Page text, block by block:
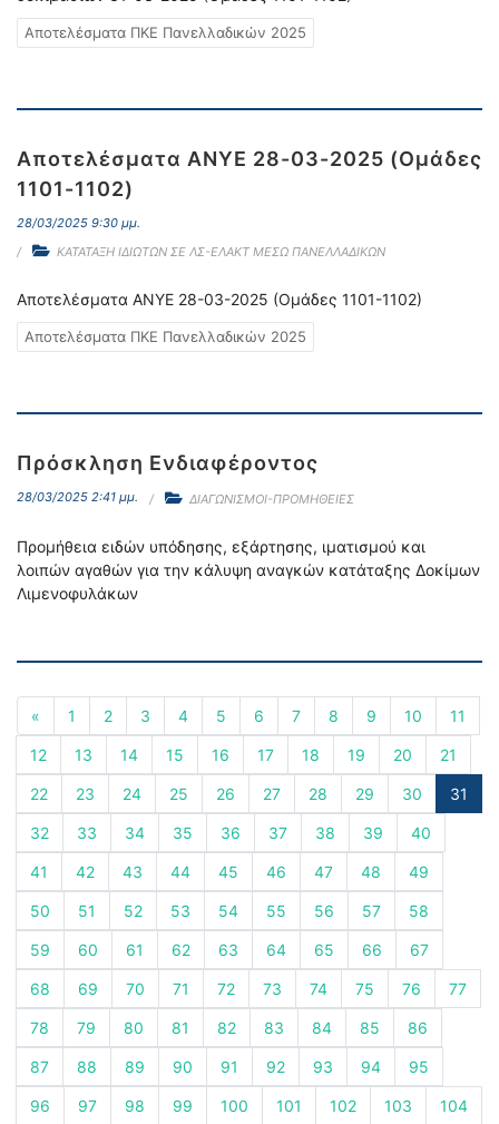
Αποτελέσματα ΠΚΕ Πανελλαδικών 2025
Αποτελέσματα ΑΝΥΕ 28-03-2025 (Ομάδες
1101-1102)
28/03/2025 9:30 μμ.
ΚΑΤΑΤΑΞΗ ΙΔΙΩΤΩΝ ΣΕ ΛΣ-ΕΛΑΚΤ ΜΕΣΩ ΠΑΝΕΛΛΑΔΙΚΩΝ
Αποτελέσματα ΑΝΥΕ 28-03-2025 (Ομάδες 1101-1102)
Αποτελέσματα ΠΚΕ Πανελλαδικών 2025
Πρόσκληση Ενδιαφέροντος
28/03/2025 2:41 μμ. ΔΙΑΓΩΝΙΣΜΟΙ-ΠΡΟΜΗΘΕΙΕΣ
Προμήθεια ειδών υπόδησης, εξάρτησης, ιματισμού και
λοιπών αγαθών για την κάλυψη αναγκών κατάταξης Δοκίμων
Λιμενοφυλάκων
« 1 2 3 4 5 6 7 8 9 10 11
12 13 14 15 16 17 18 19 20 21
22 23 24 25 26 27 28 29 30 31
32 33 34 35 36 37 38 39 40
41 42 43 44 45 46 47 48 49
50 51 52 53 54 55 56 57 58
59 60 61 62 63 64 65 66 67
68 69 70 71 72 73 74 75 76 77
78 79 80 81 82 83 84 85 86
87 88 89 90 91 92 93 94 95
96 97 98 99 100 101 102 103 104